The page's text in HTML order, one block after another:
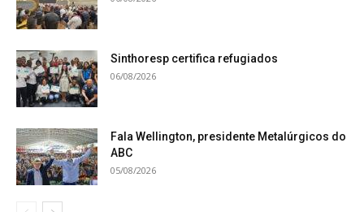
Sinthoresp certifica refugiados
06/08/2026
Fala Wellington, presidente Metalúrgicos do
ABC
05/08/2026